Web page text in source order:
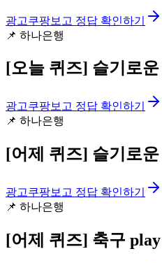
광고쿠팡보고 정답 확인하기
📌 하나은행
[오늘 퀴즈] 슬기로
광고쿠팡보고 정답 확인하기
📌 하나은행
[어제 퀴즈] 슬기로
광고쿠팡보고 정답 확인하기
📌 하나은행
[어제 퀴즈] 축구